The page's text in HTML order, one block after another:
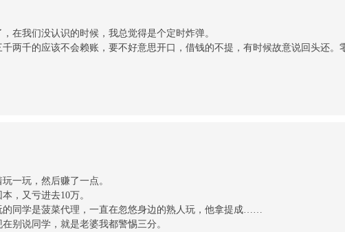
在我们没认识的时候，我总觉得是个定时炸弹。
两千的应该不会赖账，要不好意思开口，借钱的不提，有时候故意说回头还
一玩，然后赚了一点。
，又亏进去10万。
的同学是菠菜代理，一直在忽悠身边的熟人玩，他拿提成……
别说同学，就是老婆我都警惕三分。